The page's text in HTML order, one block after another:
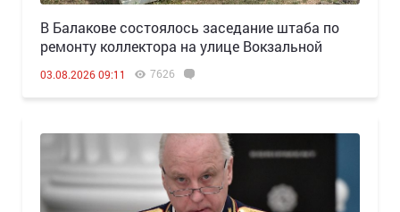
В Балакове состоялось заседание штаба по
ремонту коллектора на улице Вокзальной
03.08.2026 09:11 7626